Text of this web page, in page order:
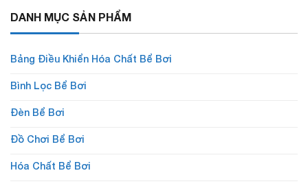
DANH MỤC SẢN PHẨM
Bảng Điều Khiển Hóa Chất Bể Bơi
Bình Lọc Bể Bơi
Đèn Bể Bơi
Đồ Chơi Bể Bơi
Hóa Chất Bể Bơi